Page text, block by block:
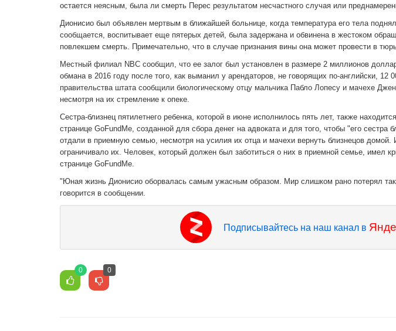
остается неясным, была ли смерть Перес результатом несчастного случая или
Дионисио был объявлен мертвым в ближайшей больнице, когда температура его тела
сообщается, воспитывает еще пятерых детей, была задержана и обвинена в жестоком
повлекшем смерть. Примечательно, что в случае признания вины она может провести в
Местный филиал NBC сообщил, что ее залог был установлен в размере 2 миллионов
обмана в 2016 году после того, как выманил у арендаторов, не говорящих по-английски, 12
правительства штата сообщили биологическому отцу мальчика Пабло Лопесу и мачехе
несмотря на их стремление к опеке.
Сестра-близнец пятилетнего ребенка, которой в июне исполнилось пять лет, также
странице GoFundMe, созданной для сбора денег на адвоката и для того, чтобы "его сестра
отдали в приемную семью, несмотря на усилия их отца и мачехи вернуть близнецов
ограничивало их. Человек, который должен был заботиться о них в приемной семье, имел
странице GoFundMe.
"Юная жизнь Дионисио оборвалась самым ужасным образом. Мир слишком рано потерял
говорится в сообщении.
Подписывайтесь на наш канал в
0 0